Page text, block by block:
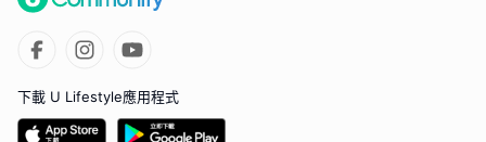
下載 U Lifestyle應用程式